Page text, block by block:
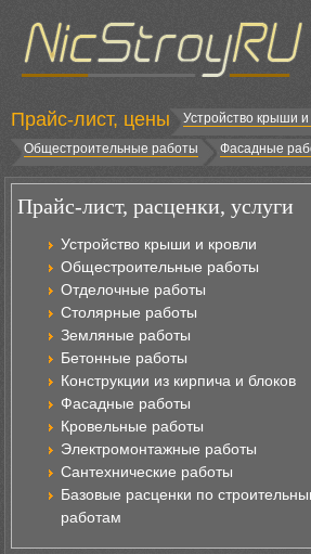
Прайс-лист, цены Устройство крыши и
Общестроительные работы
Фасадные
Прайс-лист, расценки, услуги
Устройство крыши и кровли
Общестроительные работы
Отделочные работы
Столярные работы
Земляные работы
Бетонные работы
Конструкции из кирпича и блоков
Фасадные работы
Кровельные работы
Электромонтажные работы
Сантехнические работы
Базовые расценки по
работам